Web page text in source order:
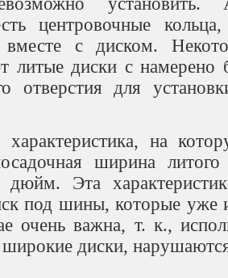
центровочные
вместе с диском.
литые диски с
отверстия для
на
ширина
дюйм. Эта
под шины, которые уже
очень важна, т. к.,
диски,